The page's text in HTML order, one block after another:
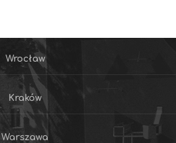
Wrocław
Kraków
Warszawa